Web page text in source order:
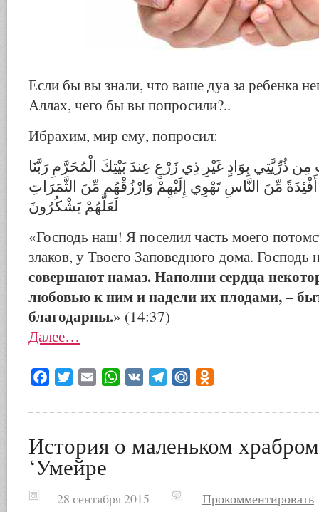
Если бы вы знали, что ваше дуа за ребенка
Аллах, чего бы вы попросили?..
Ибрахим, мир ему, попросил:
ذُرِّيَّتِي بِوَادٍ غَيْرِ ذِي زَرْعٍ عِندَ بَيْتِكَ الْمُحَرَّمِ رَبَّنَا
أَفْئِدَةً مِّنَ النَّاسِ تَهْوِي إِلَيْهِمْ وَارْزُقْهُم مِّنَ الثَّمَرَاتِ
لَعَلَّهُمْ يَشْكُرُونَ
«Господь наш! Я поселил часть моего
злаков, у Твоего Заповедного дома. Господь
совершают намаз. Наполни сердца
любовью к ним и надели их плодами, –
благодарны.» (14:37)
Далее…
Facebook
Twitter Email WhatsApp
VK TelegramMail.Ru
История о маленьком
‘Умейре
28 сентября 2015 Прокомментировать